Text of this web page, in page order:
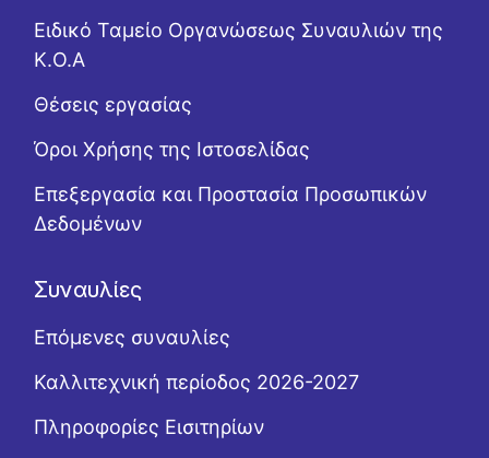
Ειδικό Ταμείο Οργανώσεως Συναυλιών της
Κ.Ο.Α
Θέσεις εργασίας
Όροι Χρήσης της Ιστοσελίδας
Επεξεργασία και Προστασία Προσωπικών
Δεδομένων
Συναυλίες
Επόμενες συναυλίες
Καλλιτεχνική περίοδος 2026-2027
Πληροφορίες Εισιτηρίων